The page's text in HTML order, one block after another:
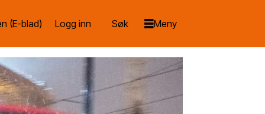
(E-blad) Logg inn